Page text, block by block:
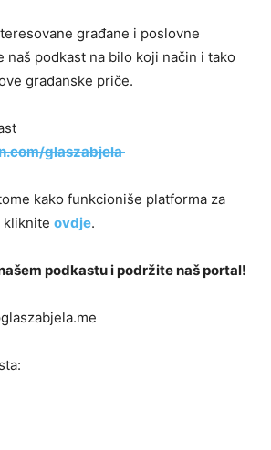
građane i poslovne
naš podkast na bilo koji način i tako
građanske priče.
glaszabjela
kako funkcioniše platforma za
kliknite ovdje.
podkastu i podržite naš portal!